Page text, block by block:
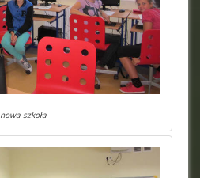
nowa szkoła